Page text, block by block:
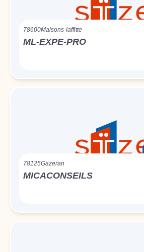
78600Maisons-laffitte
ML-EXPE-PRO
78125Gazeran
MICACONSEILS